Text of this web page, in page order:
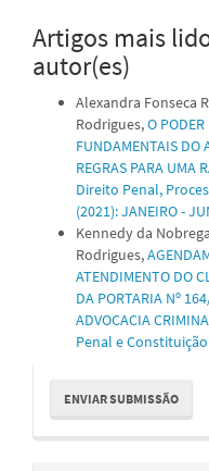
Artigos mais
autor(es)
Alexandra Fonseca
Rodrigues,O
FUNDAMENTAIS DO
REGRAS PARA UMA
Direito Penal,
(2021): JANEIRO -
Kennedy da
Rodrigues,
ATENDIMENTO DO
DA PORTARIA Nº
ADVOCACIA
Penal e
Enviar
Submissão
ENVIAR SUBMISSÃO